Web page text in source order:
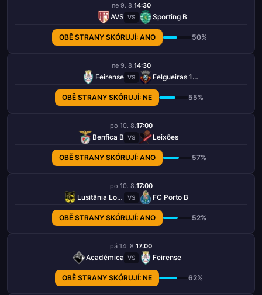
ne 9. 8.14:30
AVS VS Sporting B
OBĚ STRANY SKÓRUJÍ: ANO 50%
ne 9. 8.14:30
Feirense VS Felgueiras 1932
OBĚ STRANY SKÓRUJÍ: NE 55%
po 10. 8.17:00
Benfica B VS Leixões
OBĚ STRANY SKÓRUJÍ: ANO 57%
po 10. 8.17:00
Lusitânia Lourosa VS FC Porto B
OBĚ STRANY SKÓRUJÍ: ANO 52%
pá 14. 8.17:00
Académica VS Feirense
OBĚ STRANY SKÓRUJÍ: NE 62%